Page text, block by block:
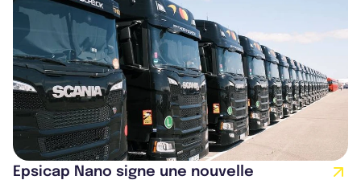
Epsicap Nano signe une nouvelle